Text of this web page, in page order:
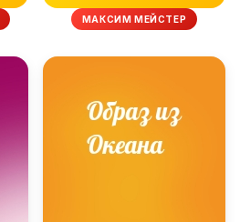
МАКСИМ МЕЙСТЕР